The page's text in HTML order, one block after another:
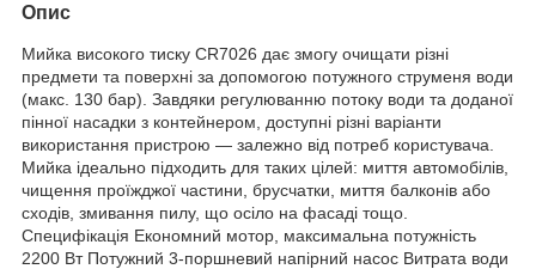
Опис
Мийка високого тиску CR7026 дає змогу очищати різні
предмети та поверхні за допомогою потужного струменя води
(макс. 130 бар). Завдяки регулюванню потоку води та доданої
пінної насадки з контейнером, доступні різні варіанти
використання пристрою — залежно від потреб користувача.
Мийка ідеально підходить для таких цілей: миття автомобілів,
чищення проїжджої частини, брусчатки, миття балконів або
сходів, змивання пилу, що осіло на фасаді тощо.
Специфікація Економний мотор, максимальна потужність
2200 Вт Потужний 3-поршневий напірний насос Витрата води